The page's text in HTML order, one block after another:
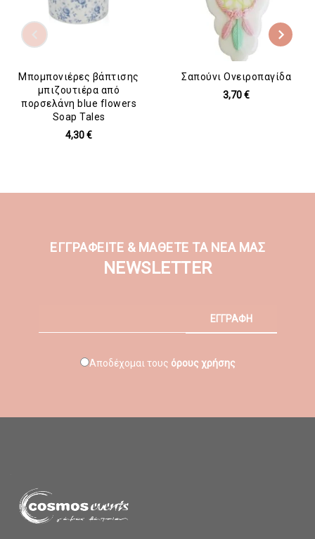
Μπομπονιέρες βάπτισης
μπιζουτιέρα από
πορσελάνη blue flowers
Soap Tales
4,30 €
Σαπούνι Ονειροπαγίδα
3,70 €
ΕΓΓΡΑΦΕΙΤΕ & ΜΑΘΕΤΕ ΤΑ ΝΕΑ ΜΑΣ
NEWSLETTER
ΕΓΓΡΑΦΗ
Αποδέχομαι τους όρους χρήσης